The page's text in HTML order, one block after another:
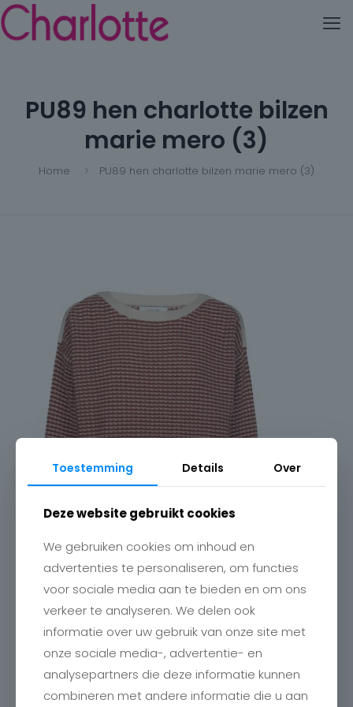
PU89 hen charlotte bilzen
marie mero (3)
Home PU89 hen charlotte bilzen marie mero (3)
Toestemming Details Over
Deze website gebruikt cookies
We gebruiken cookies om inhoud en
advertenties te personaliseren, om functies
voor sociale media aan te bieden en om ons
verkeer te analyseren. We delen ook
informatie over uw gebruik van onze site met
onze sociale media-, advertentie- en
analysepartners die deze informatie kunnen
combineren met andere informatie die u aan